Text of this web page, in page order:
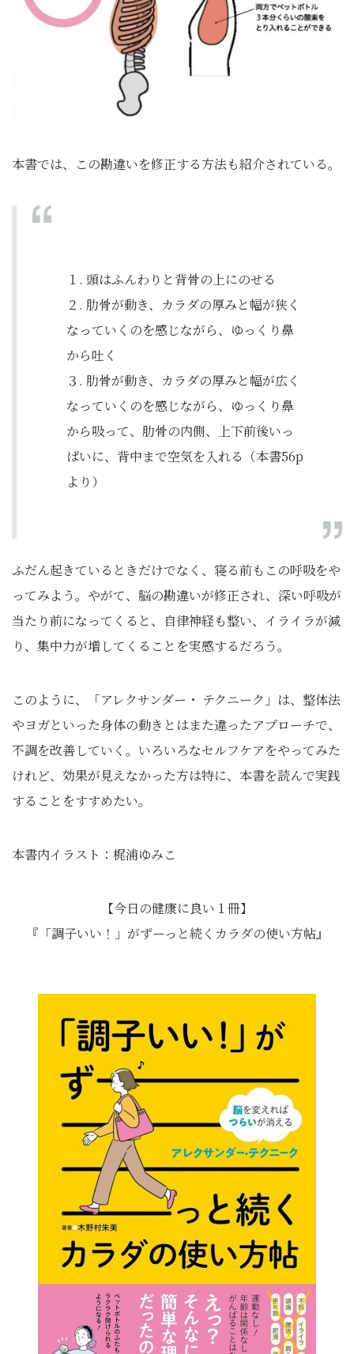
本書では、この勘違いを修正する方法も紹介されている。
１. 頭はふんわりと背骨の上にのせる
２. 肋骨が動き、カラダの厚みと幅が狭く
なっていくのを感じながら、ゆっくり鼻
から吐く
３. 肋骨が動き、カラダの厚みと幅が広く
なっていくのを感じながら、ゆっくり鼻
から吸って、肋骨の内側、上下前後いっ
ぱいに、背中まで空気を入れる（本書56p
より）
ふだん起きているときだけでなく、寝る前もこの呼吸をや
ってみよう。やがて、脳の勘違いが修正され、深い呼吸が
当たり前になってくると、自律神経も整い、イライラが減
り、集中力が増してくることを実感するだろう。
このように、「アレクサンダー・ テクニーク」は、整体法
やヨガといった身体の動きとはまた違ったアプローチで、
不調を改善していく。いろいろなセルフケアをやってみた
けれど、効果が見えなかった方は特に、本書を読んで実践
することをすすめたい。
本書内イラスト：梶浦ゆみこ
【今日の健康に良い１冊】
『「調子いい！」がずーっと続くカラダの使い方帖』